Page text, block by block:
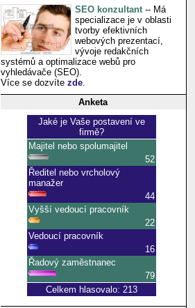
SEO konzultant-- Má
specializace je v oblasti
tvorby efektivních
webových prezentací,
vývoje redakčních
systémů a optimalizace webů pro
vyhledávače (SEO).
Více se dozvítezde.
Anketa